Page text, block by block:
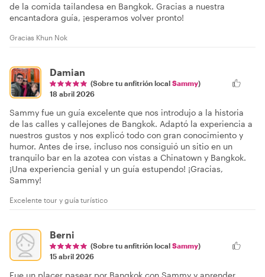
de la comida tailandesa en Bangkok. Gracias a nuestra
encantadora guía, ¡esperamos volver pronto!
Gracias Khun Nok
Damian
(Sobre tu anfitrión local Sammy)
18 abril 2026
Sammy fue un guía excelente que nos introdujo a la historia
de las calles y callejones de Bangkok. Adaptó la experiencia a
nuestros gustos y nos explicó todo con gran conocimiento y
humor. Antes de irse, incluso nos consiguió un sitio en un
tranquilo bar en la azotea con vistas a Chinatown y Bangkok.
¡Una experiencia genial y un guía estupendo! ¡Gracias,
Sammy!
Excelente tour y guía turístico
Berni
(Sobre tu anfitrión local Sammy)
15 abril 2026